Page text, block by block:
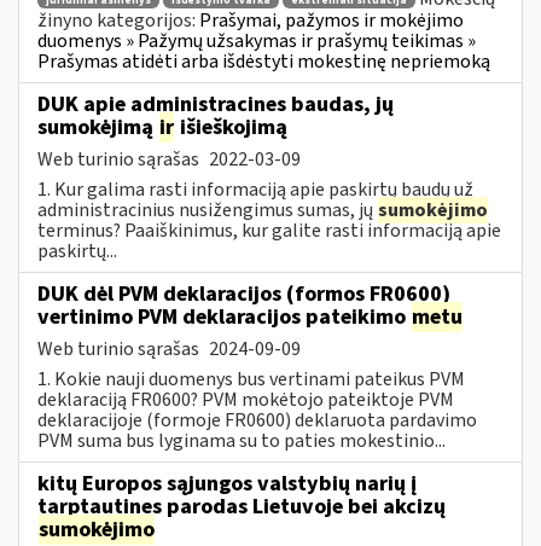
žinyno kategorijos: Prašymai, pažymos ir mokėjimo
duomenys » Pažymų užsakymas ir prašymų teikimas »
Prašymas atidėti arba išdėstyti mokestinę nepriemoką
DUK apie administracines baudas, jų
sumokėjimą ir išieškojimą
Web turinio sąrašas 2022-03-09
1. Kur galima rasti informaciją apie paskirtų baudų už
administracinius nusižengimus sumas, jų sumokėjimo
terminus? Paaiškinimus, kur galite rasti informaciją apie
paskirtų...
DUK dėl PVM deklaracijos (formos FR0600)
vertinimo PVM deklaracijos pateikimo metu
Web turinio sąrašas 2024-09-09
1. Kokie nauji duomenys bus vertinami pateikus PVM
deklaraciją FR0600? PVM mokėtojo pateiktoje PVM
deklaracijoje (formoje FR0600) deklaruota pardavimo
PVM suma bus lyginama su to paties mokestinio...
kitų Europos sąjungos valstybių narių į
tarptautines parodas Lietuvoje bei akcizų
sumokėjimo